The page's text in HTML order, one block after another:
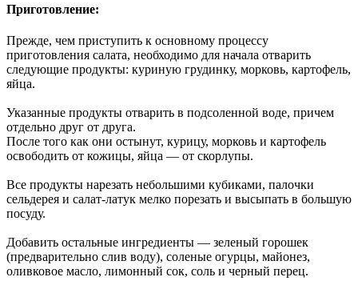
Приготовление:
Прежде, чем приступить к основному процессу
приготовления салата, необходимо для начала отварить
следующие продукты: куриную грудинку, морковь, картофель,
яйца.
Указанные продукты отварить в подсоленной воде, причем
отдельно друг от друга.
После того как они остынут, курицу, морковь и картофель
освободить от кожицы, яйца — от скорлупы.
Все продукты нарезать небольшими кубиками, палочки
сельдерея и салат-латук мелко порезать и высыпать в большую
посуду.
Добавить остальные ингредиенты — зеленый горошек
(предварительно слив воду), соленые огурцы, майонез,
оливковое масло, лимонный сок, соль и черный перец.